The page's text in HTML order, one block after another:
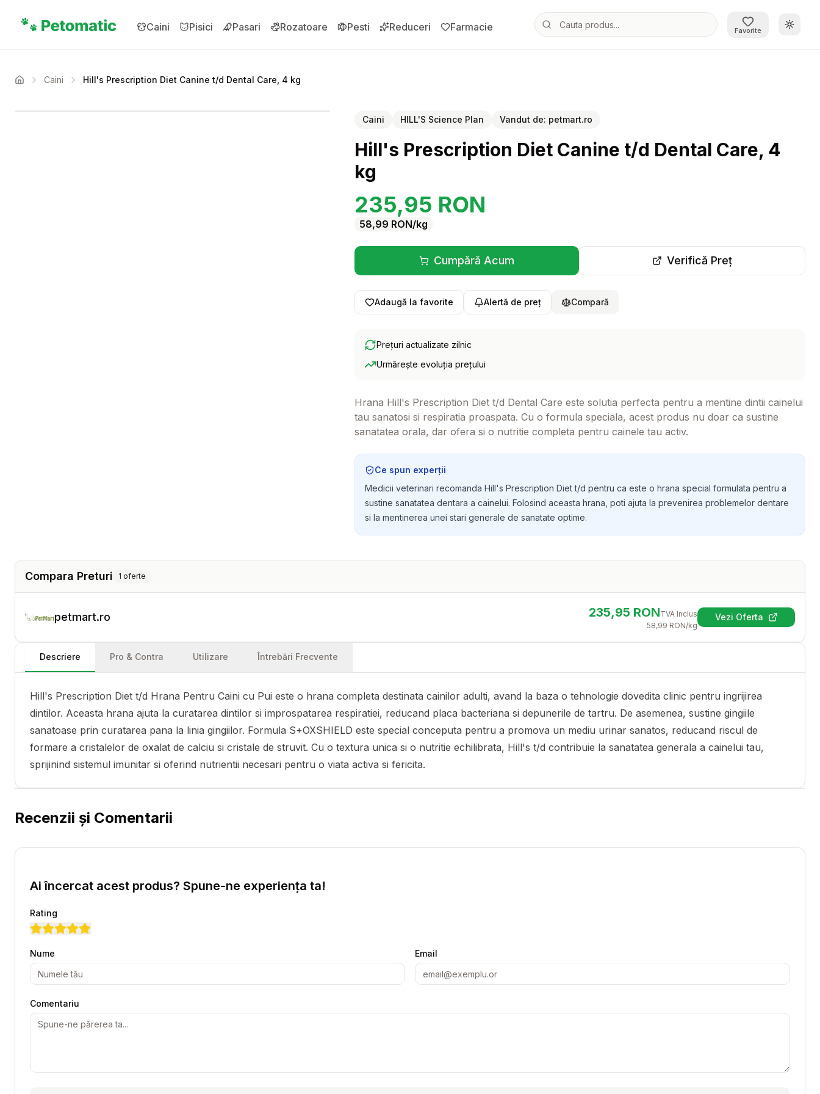
Caini
Pisici Pasari Rozatoare Pesti Reduceri Farmacie Favorite
Acasa Caini
Hill's Prescription Diet Canine t/d Dental Care, 4 kg
Caini HILL'S Science Plan Vandut de: petmart.ro
Hill's Prescription Diet Canine t/d Dental Care, 4
kg
235,95 RON
58,99 RON/kg
Cumpără Acum
(se deschide într-o filă nouă)
Verifică Preț
(se deschide într-o filă
Adaugă la favorite Alertă de preț Compară
Prețuri actualizate zilnic
Urmărește evoluția prețului
Hrana Hill's Prescription Diet t/d Dental Care este solutia perfecta pentru a mentine dintii cainelui
tau sanatosi si respiratia proaspata. Cu o formula speciala, acest produs nu doar ca sustine
sanatatea orala, dar ofera si o nutritie completa pentru cainele tau activ.
Ce spun experții
Medicii veterinari recomanda Hill's Prescription Diet t/d pentru ca este o hrana special formulata pentru a
sustine sanatatea dentara a cainelui. Folosind aceasta hrana, poti ajuta la prevenirea problemelor dentare
si la mentinerea unei stari generale de sanatate optime.
Compara Preturi 1 oferte
petmart.ro 235,95 RONTVA Inclus
58,99 RON/kg
Vezi Oferta(se deschide
Descriere Pro & Contra Utilizare Întrebări Frecvente
Hill's Prescription Diet t/d Hrana Pentru Caini cu Pui este o hrana completa destinata cainilor adulti, avand la baza o tehnologie dovedita clinic pentru ingrijirea
dintilor. Aceasta hrana ajuta la curatarea dintilor si improspatarea respiratiei, reducand placa bacteriana si depunerile de tartru. De asemenea, sustine gingiile
sanatoase prin curatarea pana la linia gingiilor. Formula S+OXSHIELD este special conceputa pentru a promova un mediu urinar sanatos, reducand riscul de
formare a cristalelor de oxalat de calciu si cristale de struvit. Cu o textura unica si o nutritie echilibrata, Hill's t/d contribuie la sanatatea generala a cainelui tau,
sprijinind sistemul imunitar si oferind nutrientii necesari pentru o viata activa si fericita.
Recenzii și Comentarii
Ai încercat acest produs? Spune-ne experiența ta!
Rating
Nume Email
Comentariu